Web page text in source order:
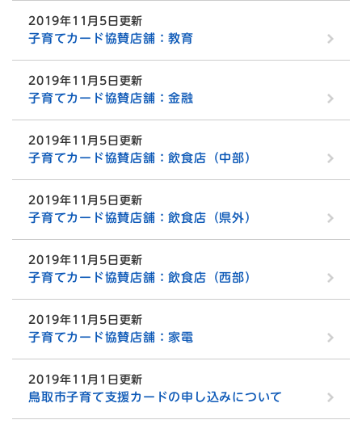
2019年11月5日更新
子育てカード協賛店舗：教育
2019年11月5日更新
子育てカード協賛店舗：金融
2019年11月5日更新
子育てカード協賛店舗：飲食店（中部）
2019年11月5日更新
子育てカード協賛店舗：飲食店（県外）
2019年11月5日更新
子育てカード協賛店舗：飲食店（西部）
2019年11月5日更新
子育てカード協賛店舗：家電
2019年11月1日更新
鳥取市子育て支援カードの申し込みについて